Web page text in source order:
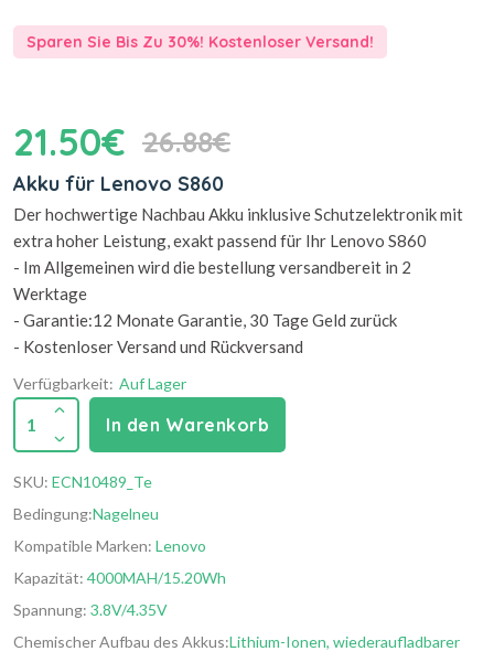
Sparen Sie Bis Zu 30%! Kostenloser Versand!
21.50€ 26.88€
Akku für Lenovo S860
Der hochwertige Nachbau Akku inklusive Schutzelektronik mit
extra hoher Leistung, exakt passend für Ihr Lenovo S860
- Im Allgemeinen wird die bestellung versandbereit in 2
Werktage
- Garantie:12 Monate Garantie, 30 Tage Geld zurück
- Kostenloser Versand und Rückversand
Verfügbarkeit: Auf Lager
1 In den Warenkorb
SKU: ECN10489_Te
Bedingung:Nagelneu
Kompatible Marken: Lenovo
Kapazität: 4000MAH/15.20Wh
Spannung: 3.8V/4.35V
Chemischer Aufbau des Akkus:Lithium-Ionen, wiederaufladbarer